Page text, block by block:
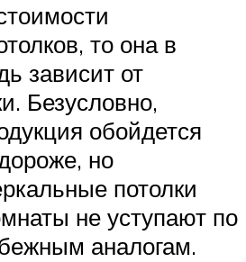
то она в
зависит от
Безусловно,
обойдется
но
потолки
не уступают по
аналогам.